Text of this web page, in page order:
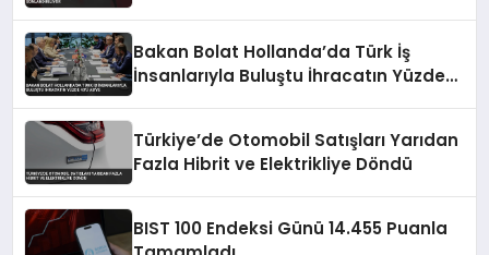
Bakan Bolat Hollanda’da Türk İş
İnsanlarıyla Buluştu İhracatın Yüzde
Türkiye’de Otomobil Satışları Yarıdan
Fazla Hibrit ve Elektrikliye Döndü
BIST 100 Endeksi Günü 14.455 Puanla